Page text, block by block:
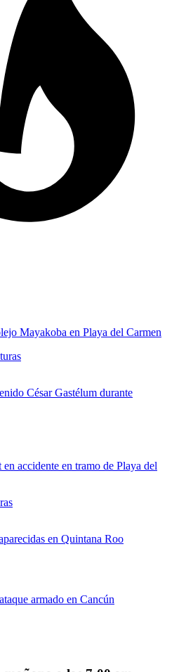
Mayakoba en Playa del Carmen
César Gastélum durante
accidente en tramo de Playa del
en Quintana Roo
armado en Cancún